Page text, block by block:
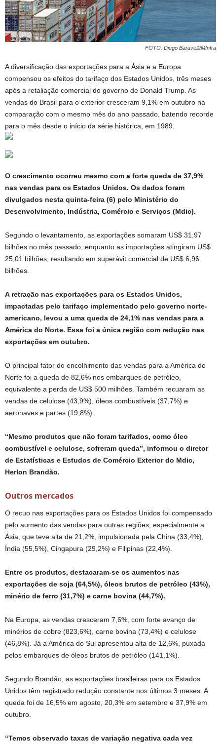
FOTO: Diego Baravelli/MInfra
A diversificação das exportações para a Ásia e a Europa
compensou os efeitos do tarifaço dos Estados Unidos, três meses
após a retaliação comercial do governo de Donald Trump. As
vendas do Brasil para o exterior cresceram 9,1% em outubro na
comparação com o mesmo mês do ano passado, batendo recorde
para o mês desde o início da série histórica, em 1989.
O crescimento ocorreu mesmo com a forte queda de 37,9%
nas vendas para os Estados Unidos. Os dados foram
divulgados nesta quinta-feira (6) pelo Ministério do
Desenvolvimento, Indústria, Comércio e Serviços (Mdic).
Segundo o levantamento, as exportações somaram US$ 31,97
bilhões no mês passado, enquanto as importações atingiram US$
25,01 bilhões, resultando em superávit comercial de US$ 6,96
bilhões.
A retração nas exportações para os Estados Unidos,
impactadas pelo tarifaço implementado pelo governo norte-
americano, levou a uma queda de 24,1% nas vendas para a
América do Norte. Essa foi a única região com redução nas
exportações em outubro.
O principal fator do encolhimento das vendas para a América do
Norte foi a queda de 82,6% nos embarques de petróleo,
equivalente a perda de US$ 500 milhões. Também recuaram as
vendas de celulose (43,9%), óleos combustíveis (37,7%) e
aeronaves e partes (19,8%).
“Mesmo produtos que não foram tarifados, como óleo
combustível e celulose, sofreram queda”, informou o diretor
de Estatísticas e Estudos de Comércio Exterior do Mdic,
Herlon Brandão.
Outros mercados
O recuo nas exportações para os Estados Unidos foi compensado
pelo aumento das vendas para outras regiões, especialmente a
Ásia, que teve alta de 21,2%, impulsionada pela China (33,4%),
Índia (55,5%), Cingapura (29,2%) e Filipinas (22,4%).
Entre os produtos, destacaram-se os aumentos nas
exportações de soja (64,5%), óleos brutos de petróleo (43%),
minério de ferro (31,7%) e carne bovina (44,7%).
Na Europa, as vendas cresceram 7,6%, com forte avanço de
minérios de cobre (823,6%), carne bovina (73,4%) e celulose
(46,8%). Já a América do Sul apresentou alta de 12,6%, puxada
pelos embarques de óleos brutos de petróleo (141,1%).
Segundo Brandão, as exportações brasileiras para os Estados
Unidos têm registrado redução constante nos últimos 3 meses. A
queda foi de 16,5% em agosto, 20,3% em setembro e 37,9% em
outubro.
“Temos observado taxas de variação negativa cada vez